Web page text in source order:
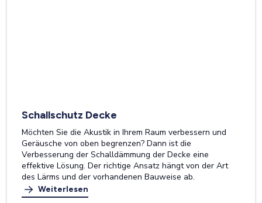
Schallschutz Decke
Möchten Sie die Akustik in Ihrem Raum verbessern und
Geräusche von oben begrenzen? Dann ist die
Verbesserung der Schalldämmung der Decke eine
effektive Lösung. Der richtige Ansatz hängt von der Art
des Lärms und der vorhandenen Bauweise ab.
Weiterlesen